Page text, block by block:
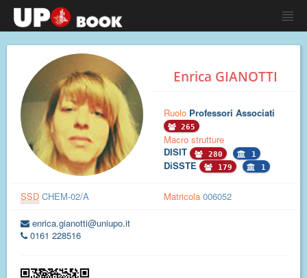
Enrica GIANOTTI
Ruolo Professori Associati
265
Macro strutture
DISIT
280 1
DiSSTE 179 1
SSD CHEM-02/A Matricola 006052
enrica.gianotti@uniupo.it
0161 228516